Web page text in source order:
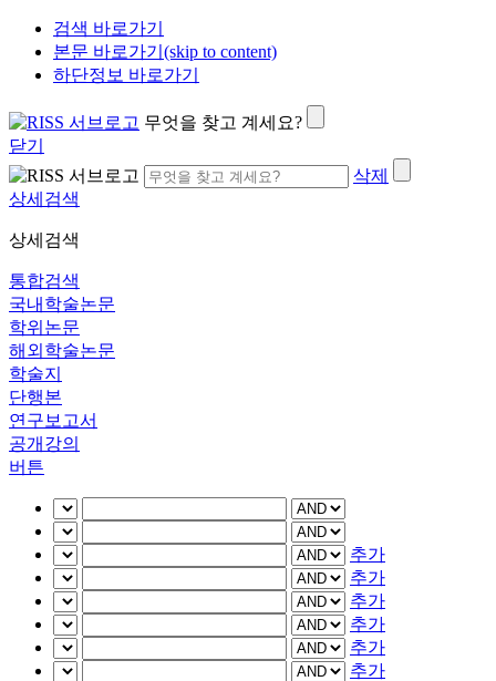
검색 바로가기
본문 바로가기(skip to content)
하단정보 바로가기
무엇을 찾고 계세요?
닫기
삭제
상세검색
상세검색
통합검색
국내학술논문
학위논문
해외학술논문
학술지
단행본
연구보고서
공개강의
버튼
추가
추가
추가
추가
추가
추가